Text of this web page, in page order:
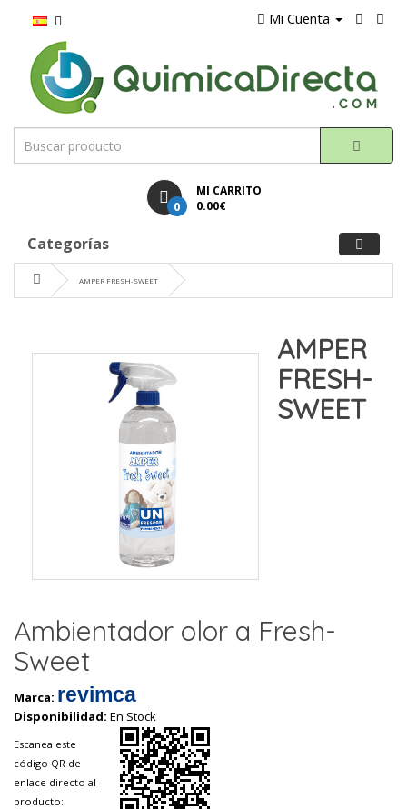
Mi Cuenta
MI CARRITO
0 0.00€
Categorías
AMPER FRESH-SWEET
AMPER
FRESH-
SWEET
Ambientador olor a Fresh-
Sweet
Marca: revimca
Disponibilidad: En Stock
Escanea este
código QR de
enlace directo al
producto: